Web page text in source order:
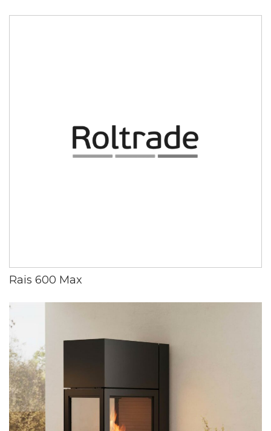
Rais 600 Max